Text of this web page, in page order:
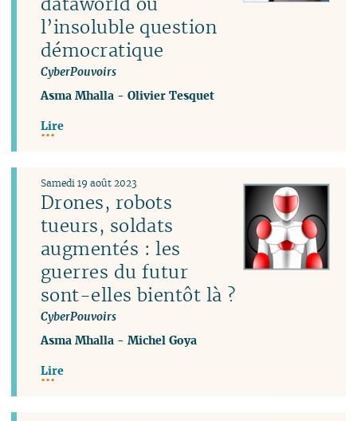
l’insoluble question
démocratique
CyberPouvoirs
Asma Mhalla -Olivier Tesquet
Lire
Drones, robots
tueurs, soldats
augmentés : les
guerres du futur
sont-elles bientôt là ?
CyberPouvoirs
Samedi 19 août 2023
Asma Mhalla -Michel Goya
Lire